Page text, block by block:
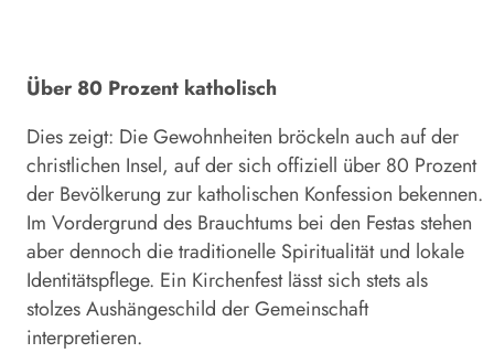
Über 80 Prozent katholisch
Dies zeigt: Die Gewohnheiten bröckeln auch auf der
christlichen Insel, auf der sich offiziell über 80 Prozent
der Bevölkerung zur katholischen Konfession bekennen.
Im Vordergrund des Brauchtums bei den Festas stehen
aber dennoch die traditionelle Spiritualität und lokale
Identitätspflege. Ein Kirchenfest lässt sich stets als
stolzes Aushängeschild der Gemeinschaft
interpretieren.